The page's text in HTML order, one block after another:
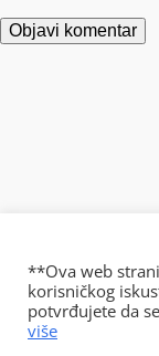
**Ova web
korisničkog
potvrđujete da
više